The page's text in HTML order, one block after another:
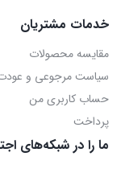
خدمات مشتریان
مقایسه محصولات
سیاست مرجوعی و
حساب کاربری من
پرداخت
ما را در شبکه‌های